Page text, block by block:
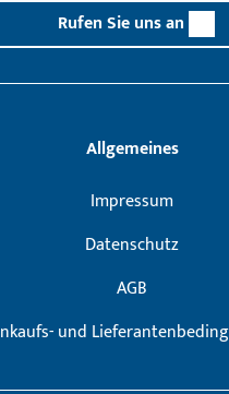
Rufen Sie uns an
Allgemeines
Impressum
Datenschutz
AGB
und